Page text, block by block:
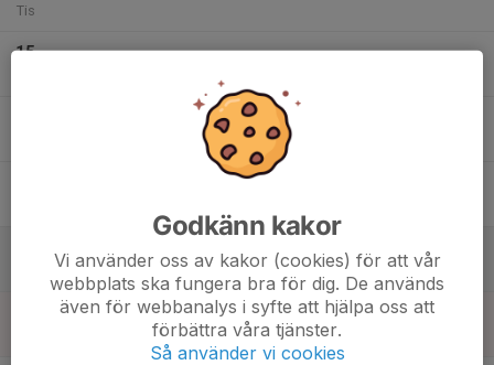
Tis
15
Godkänn kakor
Vi använder oss av kakor (cookies) för att vår
webbplats ska fungera bra för dig. De används
även för webbanalys i syfte att hjälpa oss att
förbättra våra tjänster.
Så använder vi cookies